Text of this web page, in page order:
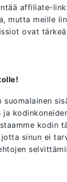
affiliate-
mutta meille
ovat
suomalainen
ja
kodin
sinun ei